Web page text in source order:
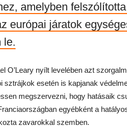
amelyben
európai járatok
le.
O’Leary nyílt levelében azt
sztrájkok esetén is kapjanak
megszervezni, hogy hatásaik
egyébként a
zavarokkal szemben.